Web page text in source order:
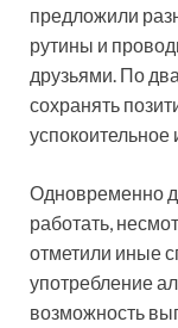
предложили
рутины и
друзьями. По
сохранять
успокоительное
Одновременно
работать,
отметили иные
употребление
возможность